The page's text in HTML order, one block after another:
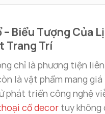
Biểu Tượng Của
Trang Trí
chỉ là phương tiện
là vật phẩm mang
phát triển công nghệ
cổ decor tuy không